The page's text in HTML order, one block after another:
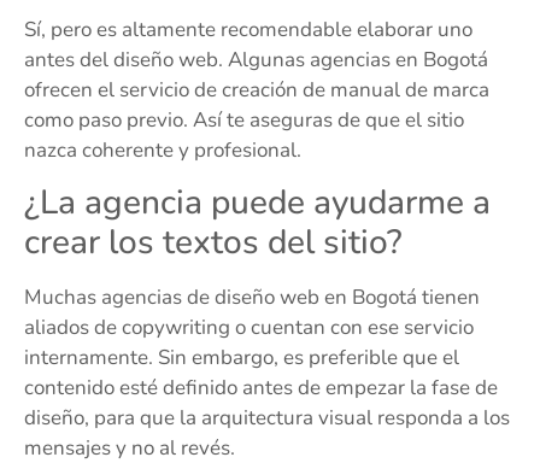
Sí, pero es altamente recomendable elaborar uno
antes del diseño web. Algunas agencias en Bogotá
ofrecen el servicio de creación de manual de marca
como paso previo. Así te aseguras de que el sitio
nazca coherente y profesional.
¿La agencia puede ayudarme a
crear los textos del sitio?
Muchas agencias de diseño web en Bogotá tienen
aliados de copywriting o cuentan con ese servicio
internamente. Sin embargo, es preferible que el
contenido esté definido antes de empezar la fase de
diseño, para que la arquitectura visual responda a los
mensajes y no al revés.